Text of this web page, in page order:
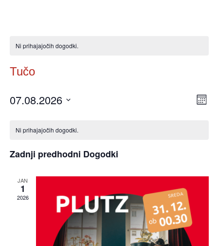
Ni prihajajočih dogodki.
Tučo
Mesec
07.08.2026
Koledar
Dogodki
Ni prihajajočih dogodki.
Zadnji predhodni Dogodki
JAN
1
2026